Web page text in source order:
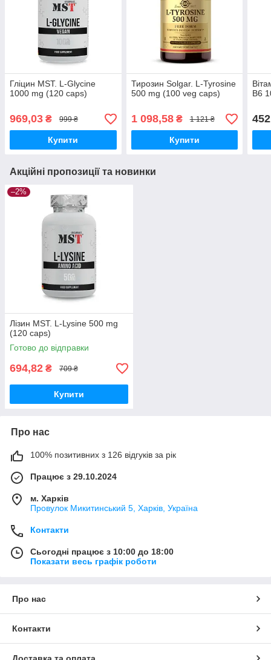
Гліцин MST. L-Glycine
1000 mg (120 caps)
969,03 ₴ 999 ₴
Купити
Тирозин Solgar. L-Tyrosine
500 mg (100 veg caps)
1 098,58₴ 1 121 ₴
Купити
B6
452
Акційні пропозиції та новинки
–2%
Лізин MST. L-Lysine 500 mg
(120 caps)
Готово до відправки
694,82 ₴ 709 ₴
Купити
Про нас
100% позитивних з 126 відгуків за рік
Працює з 29.10.2024
м. Харків
Провулок Микитинський 5, Харків, Україна
Контакти
Сьогодні працює з 10:00 до 18:00
Показати весь графік роботи
Про нас
Контакти